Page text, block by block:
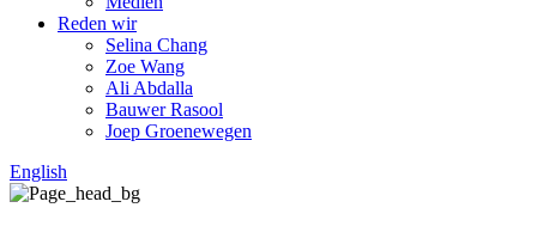
Reden wir
Selina Chang
Zoe Wang
Ali Abdalla
Bauwer Rasool
Joep Groenewegen
English